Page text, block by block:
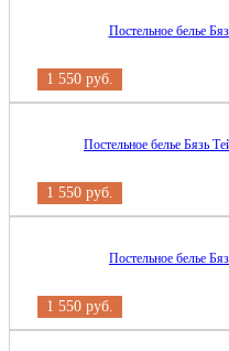
Постельное белье
1 550 руб.
Постельное белье Бязь
1 550 руб.
Постельное белье
1 550 руб.